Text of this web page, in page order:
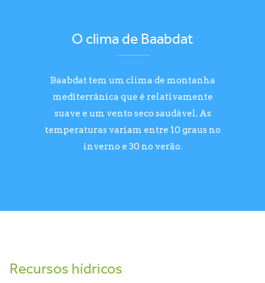
O clima de Baabdat
Baabdat tem um clima de montanha
mediterrânica que é relativamente
suave e um vento seco saudável. As
temperaturas variam entre 10 graus no
inverno e 30 no verão.
Recursos hídricos